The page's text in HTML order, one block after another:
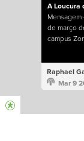
A Loucura
de março
campus
Mar 9